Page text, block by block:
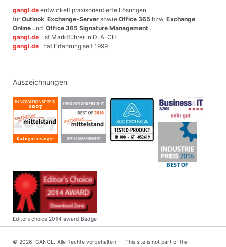
gangl.de entwickelt praxisorientierte Lösungen
für Outlook, Exchange-Serversowie Office 365 bzw. Exchange
Onlineund Office 365 Signature Management.
gangl.deist Marktführer in D-A-CH
gangl.de hat Erfahrung seit 1999
Auszeichnungen
Editors choice 2014 award Badge
© 2026 GANGL. Alle Rechte vorbehalten. This site is not part of the